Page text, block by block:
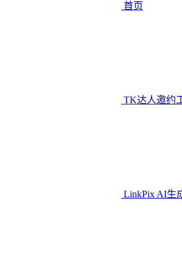
首页
TK达人邀约
LinkPix AI生